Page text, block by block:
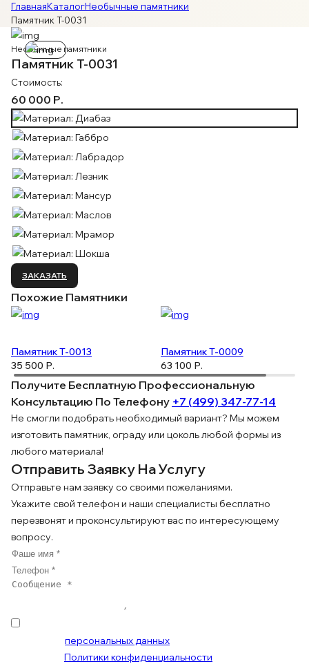
ГлавнаяКаталогНеобычные памятники
Памятник T-0031
Необычные памятники
Памятник T-0031
Стоимость:
60 000 Р.
ЗАКАЗАТЬ
Похожие Памятники
ПОДРОБНЕЕ
Памятник T-0013
35 500 Р.
ПОДРОБНЕЕ
Памятник T-0009
63 100 Р.
Получите Бесплатную Профессиональную
Консультацию По Телефону +7 (499) 347-77-14
Не смогли подобрать необходимый вариант? Мы можем
изготовить памятник, ограду или цоколь любой формы из
любого материала!
Отправить Заявку На Услугу
Отправьте нам заявку со своими пожеланиями.
Укажите свой телефон и наши специалисты бесплатно
перезвонят и проконсультируют вас по интересующему
вопросу.
персональных данных
Политики конфиденциальности